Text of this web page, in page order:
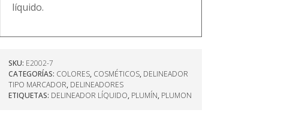
líquido.
SKU: E2002-7
CATEGORÍAS: COLORES, COSMÉTICOS, DELINEADOR
TIPO MARCADOR, DELINEADORES
ETIQUETAS: DELINEADOR LÍQUIDO, PLUMÍN, PLUMON